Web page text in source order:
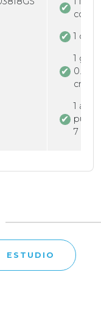
corto
1
1 guía
0.038
cm
1
7 cm
ESTUDIO